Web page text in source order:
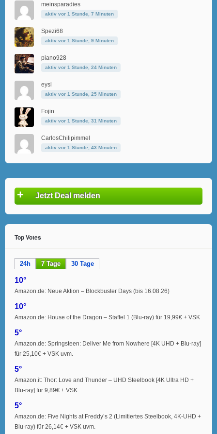
meinsparadies
aktiv vor 1 Stunde, 7 Minuten
Spezi68
aktiv vor 1 Stunde, 9 Minuten
piano928
aktiv vor 1 Stunde, 24 Minuten
eysl
aktiv vor 1 Stunde, 25 Minuten
Fojin
aktiv vor 1 Stunde, 31 Minuten
CarlosChilipimmel
aktiv vor 1 Stunde, 43 Minuten
+ Jetzt Deal melden
Top Votes
24h 7 Tage 30 Tage
10°
Amazon.de: Neue Aktion – Blockbuster Days (bis 16.08.26)
10°
Amazon.de: House of the Dragon – Staffel 1 (Blu-ray) für 19,99€ + VSK
5°
Amazon.de: Springsteen: Deliver Me from Nowhere [4K UHD + Blu-ray]
für 25,10€ + VSK uvm.
5°
Amazon.it: Thor: Love and Thunder – UHD Steelbook [4K Ultra HD +
Blu-ray] für 9,89€ + VSK
5°
Amazon.de: Five Nights at Freddy’s 2 (Limitiertes Steelbook, 4K-UHD +
Blu-ray) für 26,14€ + VSK uvm.